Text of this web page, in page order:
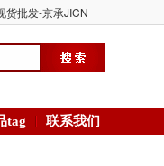
货批发-京承JICN
tag 联系我们